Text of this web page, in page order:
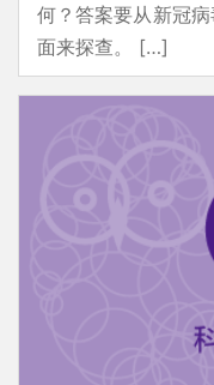
何？答案要从新冠
面来探查。 […]